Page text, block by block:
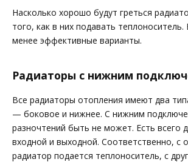
Насколько хорошо будут греться
того, как в них подавать теплоноситель.
менее эффективные варианты.
Радиаторы с нижним
Все радиаторы отопления имеют два
— боковое и нижнее. С нижним
разночтений быть не может. Есть всего
входной и выходной. Соответственно, с
радиатор подается теплоноситель, с